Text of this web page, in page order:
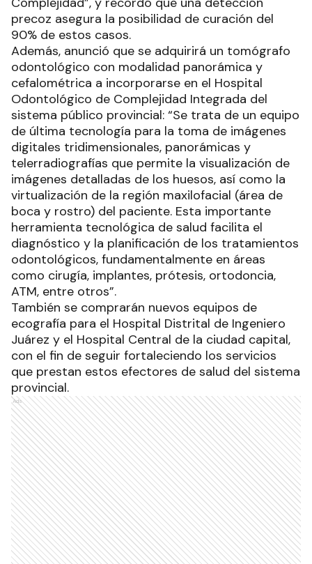
precoz asegura la posibilidad de curación del
90% de estos casos.
Además, anunció que se adquirirá un tomógrafo
odontológico con modalidad panorámica y
cefalométrica a incorporarse en el Hospital
Odontológico de Complejidad Integrada del
sistema público provincial: “Se trata de un equipo
de última tecnología para la toma de imágenes
digitales tridimensionales, panorámicas y
telerradiografías que permite la visualización de
imágenes detalladas de los huesos, así como la
virtualización de la región maxilofacial (área de
boca y rostro) del paciente. Esta importante
herramienta tecnológica de salud facilita el
diagnóstico y la planificación de los tratamientos
odontológicos, fundamentalmente en áreas
como cirugía, implantes, prótesis, ortodoncia,
ATM, entre otros”.
También se comprarán nuevos equipos de
ecografía para el Hospital Distrital de Ingeniero
Juárez y el Hospital Central de la ciudad capital,
con el fin de seguir fortaleciendo los servicios
que prestan estos efectores de salud del sistema
provincial.
Ads